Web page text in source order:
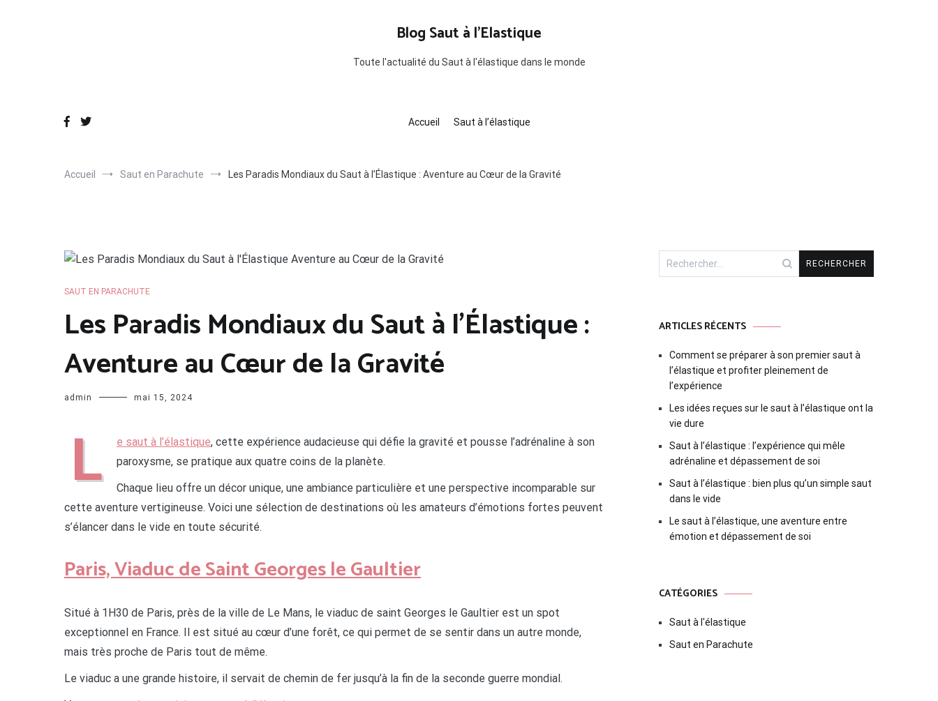
Blog Saut à l'Elastique
Toute l'actualité du Saut à l'élastique dans le monde
Accueil Saut à l’élastique
Accueil Saut en Parachute Les Paradis Mondiaux du Saut à l’Élastique : Aventure au Cœur de la Gravité
SAUT EN PARACHUTE
Les Paradis Mondiaux du Saut à l’Élastique :
Aventure au Cœur de la Gravité
admin mai 15, 2024
L e saut à l’élastique, cette expérience audacieuse qui défie la gravité et pousse l’adrénaline à son
paroxysme, se pratique aux quatre coins de la planète.
Chaque lieu offre un décor unique, une ambiance particulière et une perspective incomparable sur
cette aventure vertigineuse. Voici une sélection de destinations où les amateurs d’émotions fortes peuvent
s’élancer dans le vide en toute sécurité.
Paris, Viaduc de Saint Georges le Gaultier
Situé à 1H30 de Paris, près de la ville de Le Mans, le viaduc de saint Georges le Gaultier est un spot
exceptionnel en France. Il est situé au cœur d’une forêt, ce qui permet de se sentir dans un autre monde,
mais très proche de Paris tout de même.
Le viaduc a une grande histoire, il servait de chemin de fer jusqu’à la fin de la seconde guerre mondial.
Rechercher :
ARTICLES RÉCENTS
Comment se préparer à son premier saut à
l’élastique et profiter pleinement de
l’expérience
Les idées reçues sur le saut à l’élastique ont la
vie dure
Saut à l’élastique : l’expérience qui mêle
adrénaline et dépassement de soi
Saut à l’élastique : bien plus qu’un simple saut
dans le vide
Le saut à l’élastique, une aventure entre
émotion et dépassement de soi
CATÉGORIES
Saut à l'élastique
Saut en Parachute